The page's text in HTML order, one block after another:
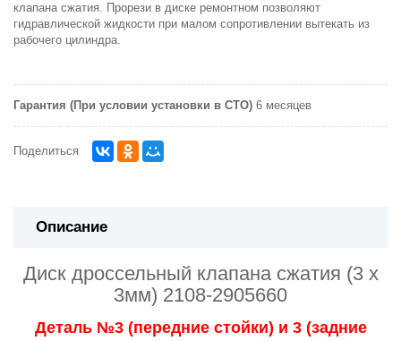
клапана сжатия. Прорези в диске ремонтном позволяют
гидравлической жидкости при малом сопротивлении вытекать из
рабочего цилиндра.
Гарантия (При условии установки в СТО) 6 месяцев
Поделиться
Описание
Диск дроссельный клапана сжатия (3 х
3мм) 2108-2905660
Деталь №3 (передние стойки) и 3 (задние